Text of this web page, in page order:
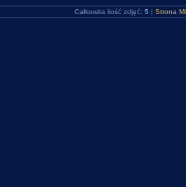
Całkowita ilość zdjęć: 5 | Strona